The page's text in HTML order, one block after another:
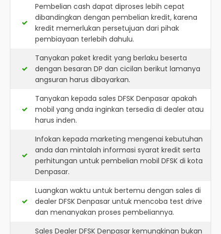
Pembelian cash dapat diproses lebih cepat
dibandingkan dengan pembelian kredit, karena
kredit memerlukan persetujuan dari pihak
pembiayaan terlebih dahulu.
Tanyakan paket kredit yang berlaku beserta
dengan besaran DP dan cicilan berikut lamanya
angsuran harus dibayarkan.
Tanyakan kepada sales DFSK Denpasar apakah
mobil yang anda inginkan tersedia di dealer atau
harus inden.
Infokan kepada marketing mengenai kebutuhan
anda dan mintalah informasi syarat kredit serta
perhitungan untuk pembelian mobil DFSK di kota
Denpasar.
Luangkan waktu untuk bertemu dengan sales di
dealer DFSK Denpasar untuk mencoba test drive
dan menanyakan proses pembeliannya.
Sales Dealer DFSK Denpasar kemungkinan bukan